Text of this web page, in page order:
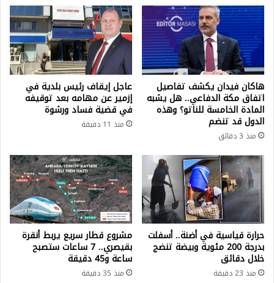
هاكان فيدان يكشف تفاصيل
اتفاق مكة الدفاعي.. هل يشبه
المادة الخامسة للناتو؟ وهذه
الدول قد تنضم
منذ 3 دقائق
عاجل إيقاف رئيس بلدية في
إزمير عن مهامه بعد توقيفه
في قضية فساد ورشوة
منذ 11 دقيقة
حرارة قياسية في أضنة.. أسفلت
بدرجة 200 مئوية وبيضة تنضج
خلال دقائق
منذ 23 دقيقة
مشروع قطار سريع يربط أنقرة
بقيصري.. 7 ساعات ستصبح
ساعة و45 دقيقة
منذ 35 دقيقة